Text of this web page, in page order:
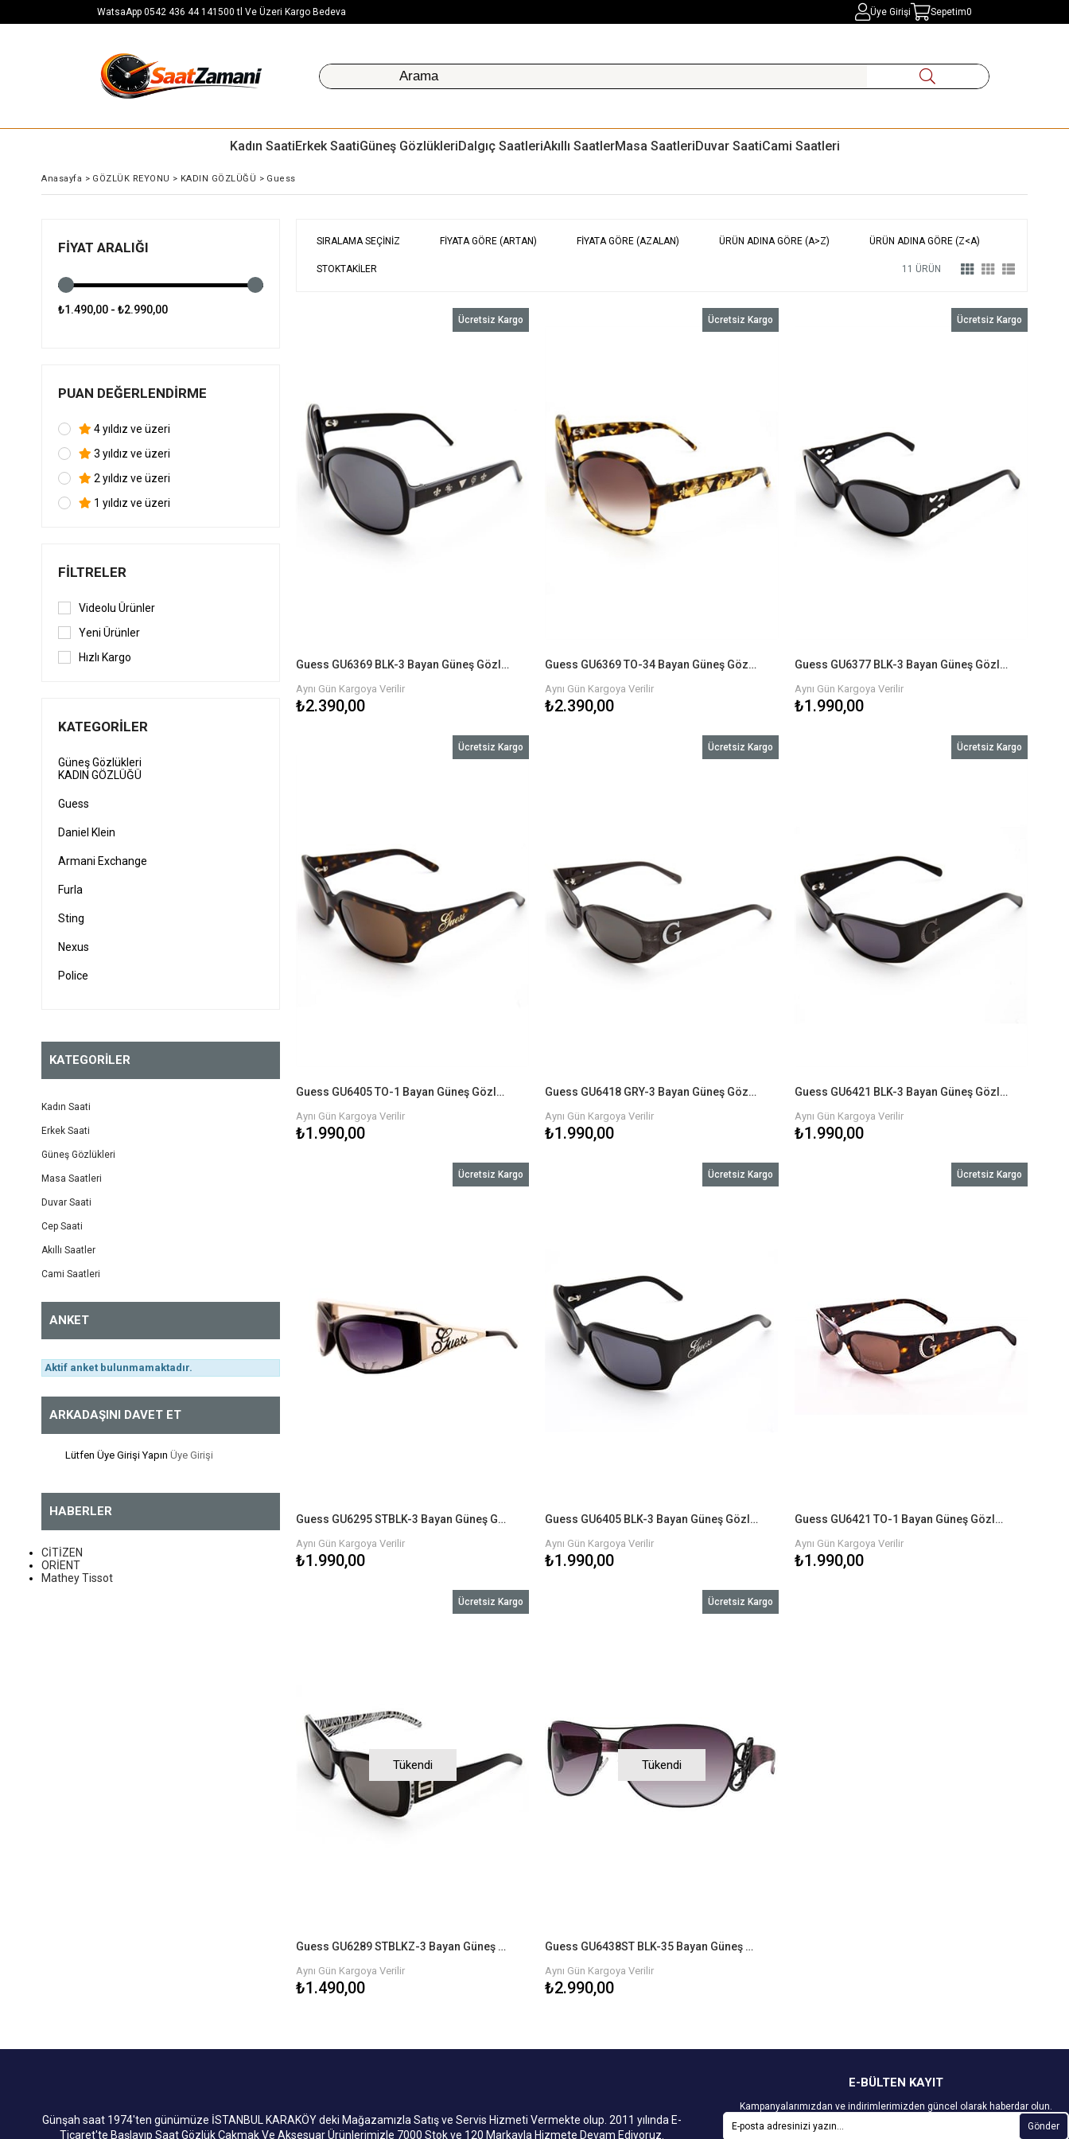
WatsaApp 0542 436 44 141500 tl Ve Üzeri Kargo Bedeva Üye Girişi Sepetim0
Kadın SaatiErkek SaatiGüneş GözlükleriDalgıç SaatleriAkıllı SaatlerMasa SaatleriDuvar SaatiCami Saatleri
Anasayfa > GÖZLÜK REYONU > KADIN GÖZLÜĞÜ > Guess
FIYAT ARALIĞI
₺1.490,00 - ₺2.990,00
PUAN DEĞERLENDIRME
4 yıldız ve üzeri
3 yıldız ve üzeri
2 yıldız ve üzeri
1 yıldız ve üzeri
FILTRELER
Videolu Ürünler
Yeni Ürünler
Hızlı Kargo
KATEGORILER
Güneş Gözlükleri
KADIN GÖZLÜĞÜ
Guess
Daniel Klein
Armani Exchange
Furla
Sting
Nexus
Police
Mont Blanc
Bianco
Hawk
Mustang
Osse
Topten
Dolce Gabbana
Cerruti 1881
Club Beymen
Dkny
Polaroid
Roberto Cavalli
KATEGORİLER
Kadın Saati
Erkek Saati
Güneş Gözlükleri
Masa Saatleri
Duvar Saati
Cep Saati
Akıllı Saatler
Cami Saatleri
ANKET
Aktif anket bulunmamaktadır.
ARKADAŞINI DAVET ET
Lütfen Üye Girişi Yapın Üye Girişi
HABERLER
CİTİZEN
ORİENT
Mathey Tissot
SIRALAMA SEÇINIZ FIYATA GÖRE (ARTAN) FIYATA GÖRE (AZALAN) ÜRÜN ADINA GÖRE (A>Z) ÜRÜN ADINA GÖRE (Z<A)
STOKTAKILER 11 ÜRÜN
Guess GU6369 BLK-3 Bayan Güneş Gözlüğü
Aynı Gün Kargoya Verilir
₺2.390,00
Ücretsiz Kargo
Guess GU6369 TO-34 Bayan Güneş Gözlüğü
Aynı Gün Kargoya Verilir
₺2.390,00
Ücretsiz Kargo
Guess GU6377 BLK-3 Bayan Güneş Gözlüğü
Aynı Gün Kargoya Verilir
₺1.990,00
Ücretsiz Kargo
Guess GU6405 TO-1 Bayan Güneş Gözlüğü
Aynı Gün Kargoya Verilir
₺1.990,00
Ücretsiz Kargo
Guess GU6418 GRY-3 Bayan Güneş Gözlüğü
Aynı Gün Kargoya Verilir
₺1.990,00
Ücretsiz Kargo
Guess GU6421 BLK-3 Bayan Güneş Gözlüğü
Aynı Gün Kargoya Verilir
₺1.990,00
Ücretsiz Kargo
Guess GU6295 STBLK-3 Bayan Güneş Gözlüğü
Aynı Gün Kargoya Verilir
₺1.990,00
Ücretsiz Kargo
Guess GU6405 BLK-3 Bayan Güneş Gözlüğü
Aynı Gün Kargoya Verilir
₺1.990,00
Ücretsiz Kargo
Guess GU6421 TO-1 Bayan Güneş Gözlüğü
Aynı Gün Kargoya Verilir
₺1.990,00
Ücretsiz Kargo
Tükendi
Guess GU6289 STBLKZ-3 Bayan Güneş Gözlüğü
Aynı Gün Kargoya Verilir
₺1.490,00
Ücretsiz Kargo
Tükendi
Guess GU6438ST BLK-35 Bayan Güneş Gözlüğü
Aynı Gün Kargoya Verilir
₺2.990,00
Ücretsiz Kargo
Günşah saat 1974'ten günümüze İSTANBUL KARAKÖY deki Mağazamızla Satış ve Servis Hizmeti Vermekte olup. 2011 yılında E-
Ticaret'te Başlayıp Saat Gözlük Çakmak Ve Aksesuar Ürünlerimizle 7000 Stok ve 120 Markayla Hizmete Devam Ediyoruz.
E-BÜLTEN KAYIT
Kampanyalarımızdan ve indirimlerimizden güncel olarak haberdar olun.
Gönder